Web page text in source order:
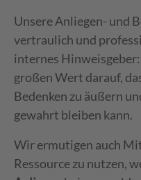
Unsere Anliegen- und
vertraulich und
internes
großen Wert darauf,
Bedenken zu äußern
gewahrt bleiben kann.
Wir ermutigen auch
Ressource zu nutzen,